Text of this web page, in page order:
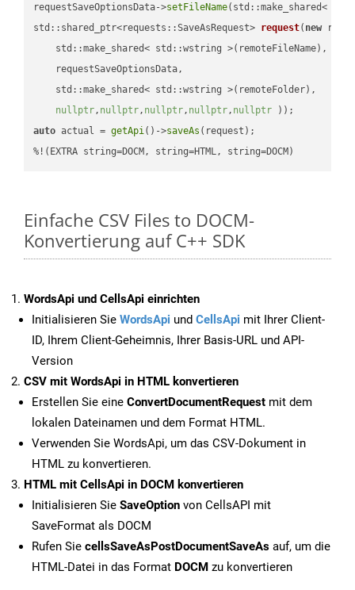
requestSaveOptionsData->setFileName(std::make_shared<
std::shared_ptr<requests::SaveAsRequest> request( new
    std::make_shared< std::wstring >(remoteFileName),
    requestSaveOptionsData,
    std::make_shared< std::wstring >(remoteFolder),
nullptr, nullptr, nullptr, nullptr, nullptr ))
auto actual = getApi()->saveAs (request);
%!(EXTRA string=DOCM, string=HTML, string=DOCM)
Einfache CSV Files to DOCM-
Konvertierung auf C++ SDK
WordsApi und CellsApi einrichten
Initialisieren Sie WordsApi und CellsApi mit Ihrer Client-
ID, Ihrem Client-Geheimnis, Ihrer Basis-URL und API-
Version
CSV mit WordsApi in HTML konvertieren
Erstellen Sie eine ConvertDocumentRequest mit dem
lokalen Dateinamen und dem Format HTML.
Verwenden Sie WordsApi, um das CSV-Dokument in
HTML zu konvertieren.
HTML mit CellsApi in DOCM konvertieren
Initialisieren Sie SaveOption von CellsAPI mit
SaveFormat als DOCM
Rufen Sie cellsSaveAsPostDocumentSaveAs auf, um die
HTML-Datei in das Format DOCM zu konvertieren